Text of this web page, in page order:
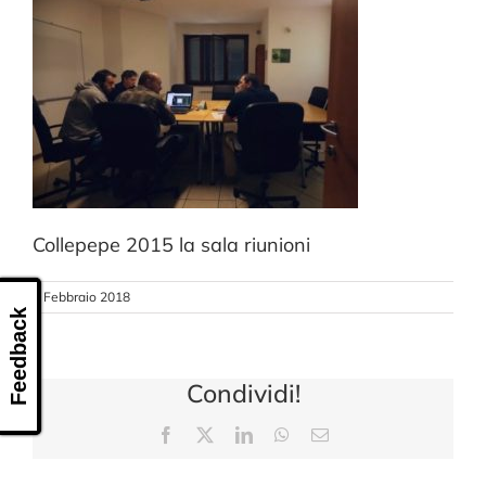
CONTATTI
Collepepe 2015 la sala riunioni
8 Febbraio 2018
Condividi!
Facebook LinkedInWhatsApp
Email
Feedback